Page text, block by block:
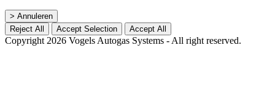
> Annuleren
Reject All
Accept Selection Accept All
Copyright 2026 Vogels Autogas Systems - All right reserved.